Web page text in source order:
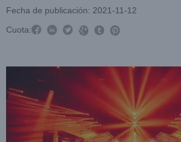
Fecha de publicación: 2021-11-12
Cuota:     